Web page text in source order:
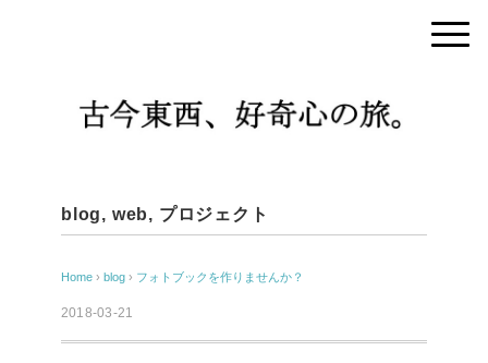
blog, web, プロジェクト
Home › blog › フォトブックを作りませんか？
2018-03-21